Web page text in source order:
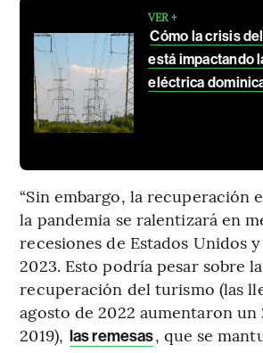
VER +
Cómo la crisis
está impactando
eléctrica
“Sin embargo, la recuperación
la pandemia se ralentizará en
recesiones de Estados Unidos
2023. Esto podría pesar sobre
recuperación del turismo (las
agosto de 2022 aumentaron un
2019), las remesas, que se